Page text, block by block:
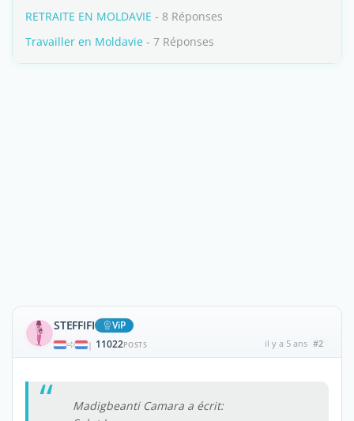
RETRAITE EN MOLDAVIE - 8 Réponses
Travailler en Moldavie - 7 Réponses
STEFFIFI ViP
| 11022POSTS il y a 5 ans #2
Madigbeanti Camara a écrit: